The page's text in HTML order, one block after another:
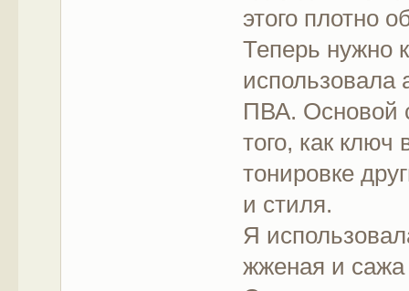
этого плотно
Теперь нужно
использовала
ПВА. Основой
того, как ключ
тонировке
и стиля.
Я
жженая и сажа